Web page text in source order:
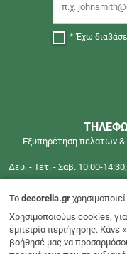
ΓΙΑ
ΕΛΛΑΔΑ
Τηλεφωνικές
2810287202
Έχω
Εξυπηρέτηση πελατών
Δευ. - Τετ. - Σαβ. 10:00-
Περιοχή μελών
Εξυπηρέτηση Πελατών
To decorelia.gr
Χρησιμοποιούμε cookies,
εμπειρία περιήγησης. Κάνε
βοήθησέ μας να